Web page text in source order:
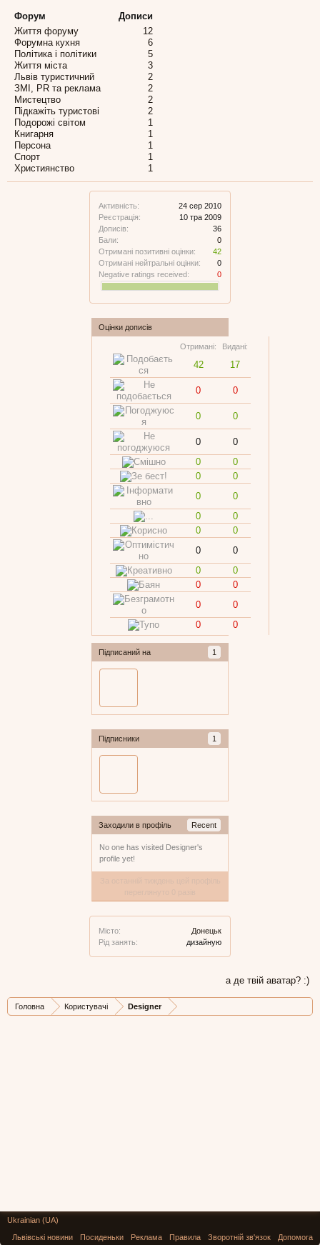
Активність:
24 сер 2010
Реєстрація:
10 тра 2009
Дописів:
36
Бали:
0
Отримані позитивні оцінки:
42
Отримані нейтральні оцінки:
0
Negative ratings received:
0
Оцінки дописів
Отримані: Видані:
42 17
0 0
0 0
0
0
0
0
0
0
0
0
0
0
0
0
0
0
0
0
0
0
0
0
0
0
Підписаний на 1
Підписники 1
Заходили в профіль Recent
No one has visited Designer's
profile yet!
Місто:
Донецьк
Рід занять:
дизайную
Форум
Дописи
Життя форуму
12
Форумна кухня
6
Політика і політики
5
Життя міста
3
Львів туристичний
2
ЗМІ, PR та реклама
2
Мистецтво
2
Підкажіть туристові
2
Подорожі світом
1
Книгарня
1
Персона
1
Спорт
1
Християнство
1
а де твій аватар? :)
Головна Користувачі Designer
Ukrainian (UA)
Львівські новини
Посиденьки Реклама Правила Зворотній зв'язок Допомога